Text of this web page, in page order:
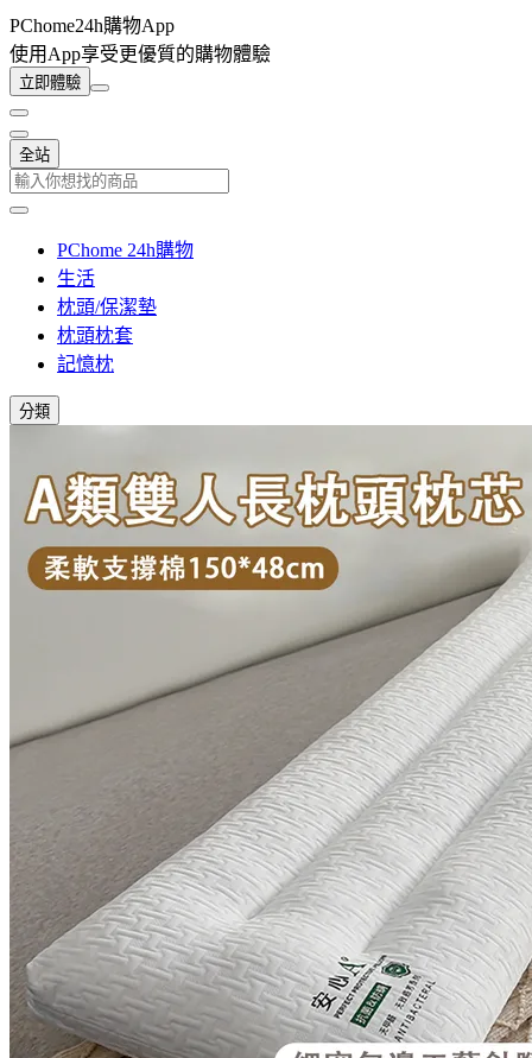
PChome24h購物App
使用App享受更優質的購物體驗
立即體驗
全站
PChome 24h購物
生活
枕頭/保潔墊
枕頭枕套
記憶枕
分類